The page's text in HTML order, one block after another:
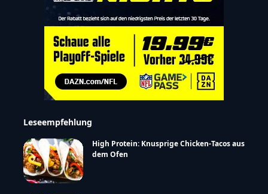
Leseempfehlung
High Protein: Knusprige Chicken-Tacos aus
dem Ofen